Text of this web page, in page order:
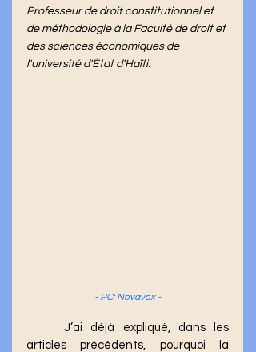
Professeur de droit constitutionnel et
de méthodologie à la Faculté de droit et
des sciences économiques de
l'université d'État d'Haïti.
- PC: Novavox -
	J’ai déjà expliqué, dans les
articles précédents, pourquoi la